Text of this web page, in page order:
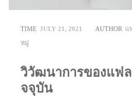
TIME JULY 21, 2021 AUTHOR แ
หมู่
วิวัฒนาการของแฟ
จจุบัน